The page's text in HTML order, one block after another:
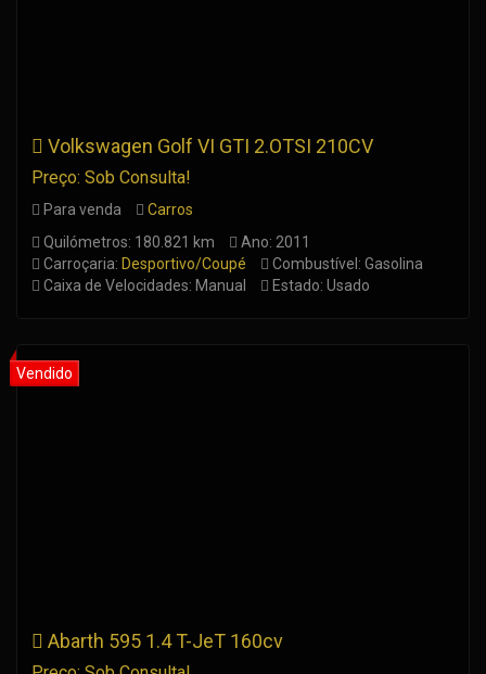
Volkswagen Golf VI GTI 2.OTSI 210CV
Preço: Sob Consulta!
Para venda
Carros
Quilómetros: 180.821 km
Ano: 2011
Carroçaria: Desportivo/Coupé
Combustível: Gasolina
Caixa de Velocidades: Manual
Estado: Usado
Abarth 595 1.4 T-JeT 160cv